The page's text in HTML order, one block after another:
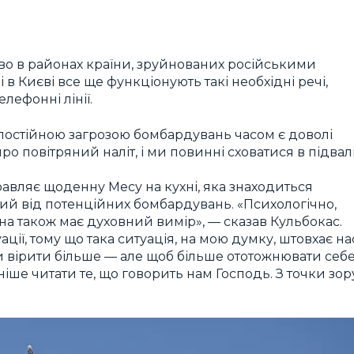
в районах країни, зруйнованих російськими
Києві все ще функціонують такі необхідні речі,
лінії.
загрозою бомбардувань часом є доволі
повітряний наліт, і ми повинні сховатися в
щоденну Месу на кухні, яка знаходиться
від потенційних бомбардувань. «Психологічно,
також має духовний вимір», — сказав Кульбокас.
тому що така ситуація, на мою думку, штовхає
більше — але щоб більше ототожнювати себе
читати те, що говорить нам Господь. З точки